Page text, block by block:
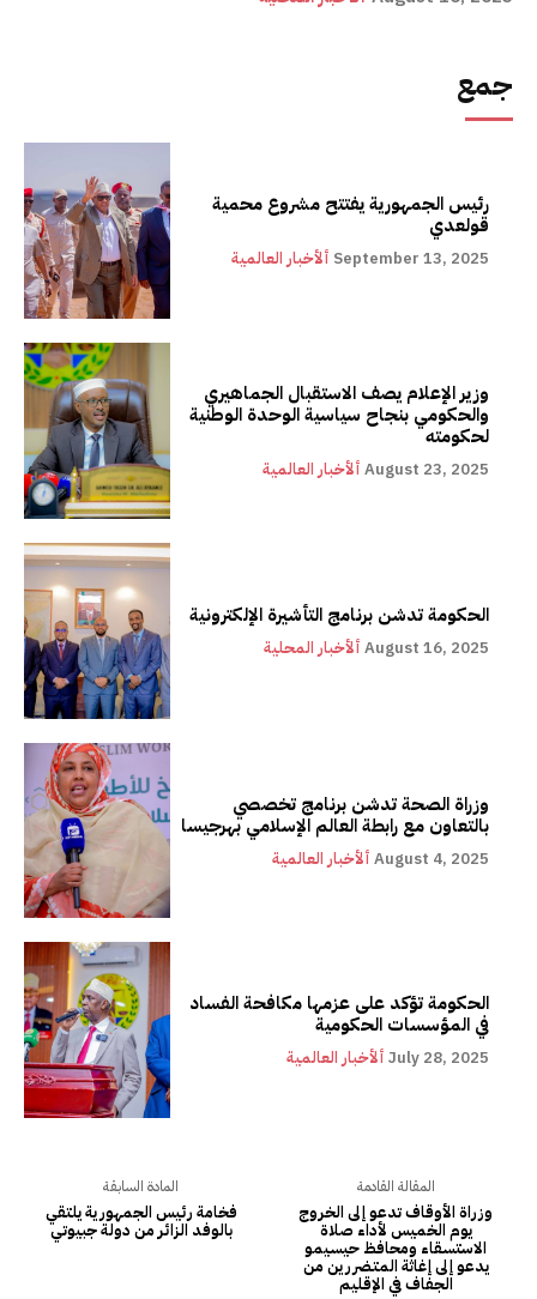
جمع
رئيس الجمهورية يفتتح مشروع محمية
قولعدي
ألأخبار العالمية September 13, 2025
وزير الإعلام يصف الاستقبال الجماهيري
والحكومي بنجاح سياسية الوحدة الوطنية
لحكومته
ألأخبار العالمية August 23, 2025
الحكومة تدشن برنامج التأشيرة الإلكترونية
ألأخبار المحلية August 16, 2025
وزراة الصحة تدشن برنامج تخصصي
بالتعاون مع رابطة العالم الإسلامي بهرجيسا
ألأخبار العالمية August 4, 2025
الحكومة تؤكد على عزمها مكافحة الفساد
في المؤسسات الحكومية
ألأخبار العالمية July 28, 2025
المادة السابقة
فخامة رئيس الجمهورية يلتقي
بالوفد الزائر من دولة جبيوتـي
المقالة القادمة
وزراة الأوقاف تدعو إلى الخروج
يوم الخميس لأداء صلاة
الاستسقاء ومحافظ حيسيمو
يدعو إلى إغاثة المتضررين من
الجفاف في الإقليم